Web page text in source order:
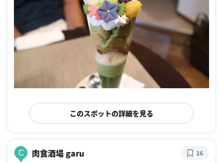
このスポットの詳細を見る
C 肉食酒場 garu 16